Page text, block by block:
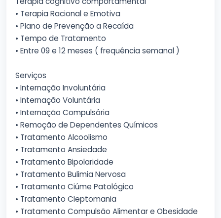
• Terapia Racional e Emotiva
• Plano de Prevenção a Recaída
• Tempo de Tratamento
• Entre 09 e 12 meses ( frequência semanal )
Serviços
• Internação Involuntária
• Internação Voluntária
• Internação Compulsória
• Remoção de Dependentes Químicos
• Tratamento Alcoolismo
• Tratamento Ansiedade
• Tratamento Bipolaridade
• Tratamento Bulimia Nervosa
• Tratamento Ciúme Patológico
• Tratamento Cleptomania
• Tratamento Compulsão Alimentar e Obesidade